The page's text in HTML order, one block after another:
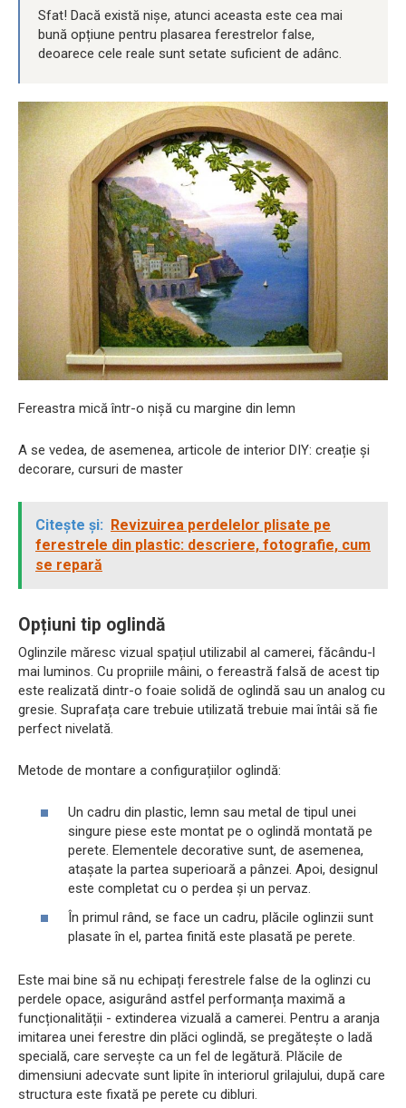
Sfat! Dacă există nișe, atunci aceasta este cea mai
bună opțiune pentru plasarea ferestrelor false,
deoarece cele reale sunt setate suficient de adânc.
Fereastra mică într-o nișă cu margine din lemn
A se vedea, de asemenea, articole de interior DIY: creație și
decorare, cursuri de master
Citește și: Revizuirea perdelelor plisate pe
ferestrele din plastic: descriere, fotografie, cum
se repară
Opțiuni tip oglindă
Oglinzile măresc vizual spațiul utilizabil al camerei, făcându-l
mai luminos. Cu propriile mâini, o fereastră falsă de acest tip
este realizată dintr-o foaie solidă de oglindă sau un analog cu
gresie. Suprafața care trebuie utilizată trebuie mai întâi să fie
perfect nivelată.
Metode de montare a configurațiilor oglindă:
Un cadru din plastic, lemn sau metal de tipul unei
singure piese este montat pe o oglindă montată pe
perete. Elementele decorative sunt, de asemenea,
atașate la partea superioară a pânzei. Apoi, designul
este completat cu o perdea și un pervaz.
În primul rând, se face un cadru, plăcile oglinzii sunt
plasate în el, partea finită este plasată pe perete.
Este mai bine să nu echipați ferestrele false de la oglinzi cu
perdele opace, asigurând astfel performanța maximă a
funcționalității - extinderea vizuală a camerei. Pentru a aranja
imitarea unei ferestre din plăci oglindă, se pregătește o ladă
specială, care servește ca un fel de legătură. Plăcile de
dimensiuni adecvate sunt lipite în interiorul grilajului, după care
structura este fixată pe perete cu dibluri.